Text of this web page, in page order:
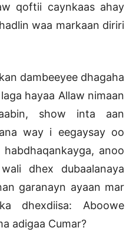
qoftii caynkaas ahay
waa markaan diriri
dambeeyee dhagaha
hayaa Allaw nimaan
show inta aan
way i eegaysay oo
anoo
dhex dubaalanaya
garanayn ayaan mar
dhexdiisa: Aboowe
adigaa Cumar?